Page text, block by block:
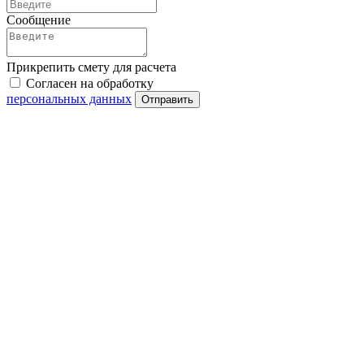
Сообщение
Прикрепить смету для расчета
Согласен на обработку
персональных данных
Отправить